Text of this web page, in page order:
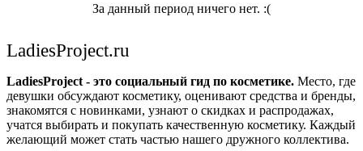
За данный период ничего нет. :(
LadiesProject.ru
LadiesProject - это социальный гид по косметике. Место, где
девушки обсуждают косметику, оценивают средства и бренды,
знакомятся с новинками, узнают о скидках и распродажах,
учатся выбирать и покупать качественную косметику. Каждый
желающий может стать частью нашего дружного коллектива.